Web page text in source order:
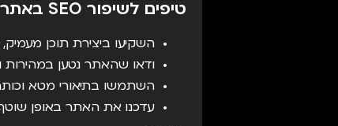
טיפים לשיפור SEO באתר שלך
השקיעו ביצירת תוכן מעמיק,
ודאו שהאתר נטען במהירות
השתמשו בתיאורי מטא
עדכנו את האתר באופן שוטף